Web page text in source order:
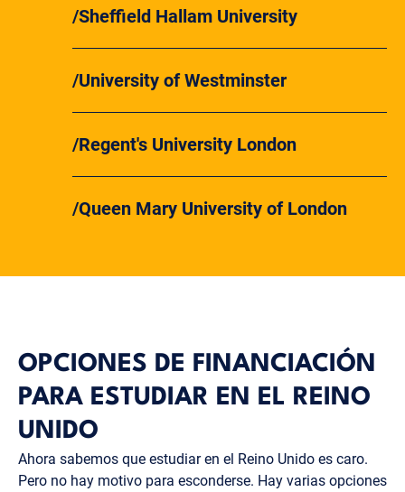
Sheffield Hallam University
University of Westminster
Regent's University London
Queen Mary University of London
OPCIONES DE FINANCIACIÓN
PARA ESTUDIAR EN EL REINO
UNIDO
Ahora sabemos que estudiar en el Reino Unido es caro.
Pero no hay motivo para esconderse. Hay varias opciones